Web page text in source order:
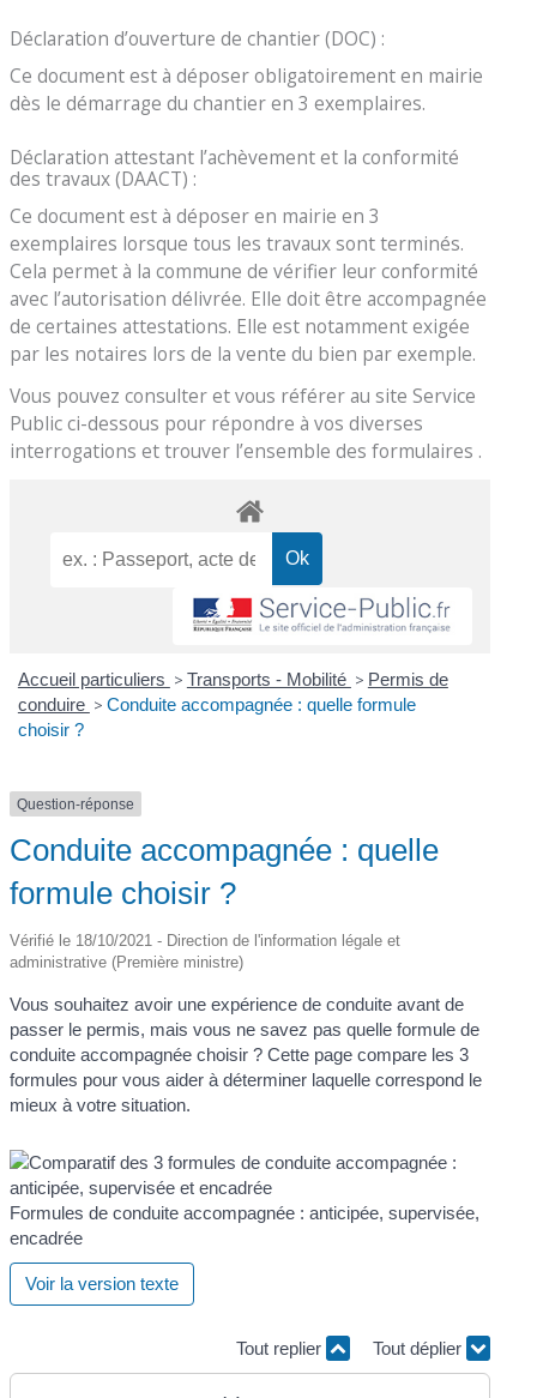
Déclaration d’ouverture de chantier (DOC) :
Ce document est à déposer obligatoirement en mairie
dès le démarrage du chantier en 3 exemplaires.
Déclaration attestant l’achèvement et la conformité
des travaux (DAACT) :
Ce document est à déposer en mairie en 3
exemplaires lorsque tous les travaux sont terminés.
Cela permet à la commune de vérifier leur conformité
avec l’autorisation délivrée. Elle doit être accompagnée
de certaines attestations. Elle est notamment exigée
par les notaires lors de la vente du bien par exemple.
Vous pouvez consulter et vous référer au site Service
Public ci-dessous pour répondre à vos diverses
interrogations et trouver l’ensemble des formulaires .
Accueil particuliers > Transports - Mobilité > Permis de
conduire > Conduite accompagnée : quelle formule
choisir ?
Question-réponse
Conduite accompagnée : quelle
formule choisir ?
Vérifié le 18/10/2021 - Direction de l'information légale et
administrative (Première ministre)
Vous souhaitez avoir une expérience de conduite avant de
passer le permis, mais vous ne savez pas quelle formule de
conduite accompagnée choisir ? Cette page compare les 3
formules pour vous aider à déterminer laquelle correspond le
mieux à votre situation.
Formules de conduite accompagnée : anticipée, supervisée,
encadrée
Voir la version texte
Tout replier Tout déplier